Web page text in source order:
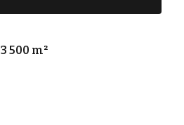
3 500 m²